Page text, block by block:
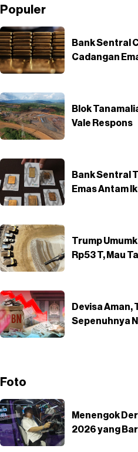
Populer
Bank Sentral
Cadangan
Blok
Vale Respons
Bank Sentral
Emas Antam
Trump
Rp53 T, Mau
Devisa Aman,
Sepenuhnya
Foto
Menengok
2026 yang